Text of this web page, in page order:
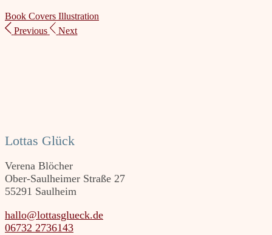
Book Covers Illustration
Previous
Next
Lottas Glück
Verena Blöcher
Ober-Saulheimer Straße 27
55291 Saulheim
hallo@lottasglueck.de
06732 2736143